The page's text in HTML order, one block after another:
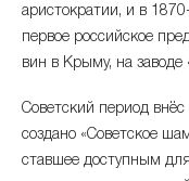
апрель 2025
март 2025
февраль 2025
январь 2025
аристократии, и в
первое российское
вин в Крыму, на заводе
Советский период
создано «Советское
ставшее доступным